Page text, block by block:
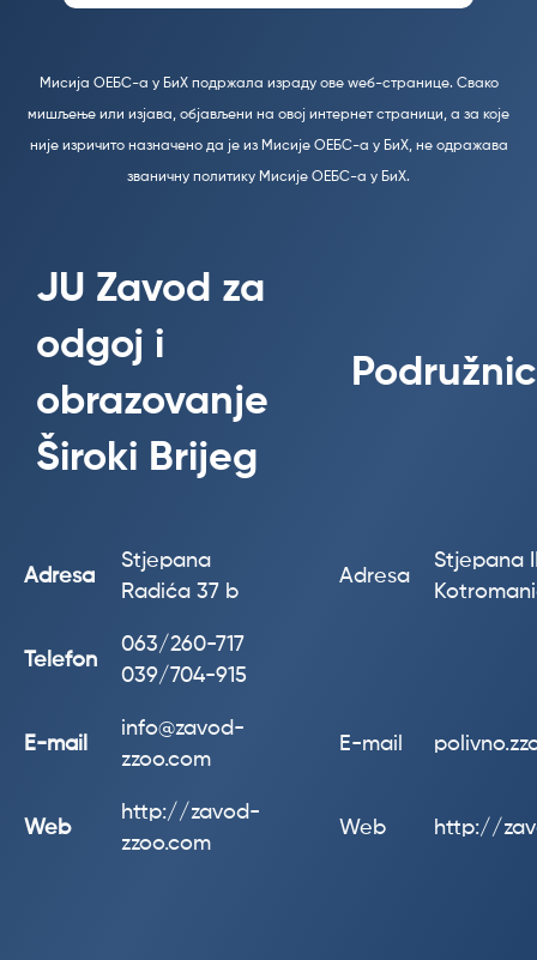
Мисија ОЕБС-а у БиХ подржала израду ове wеб-странице. Свако
мишљење или изјава, објављени на овој интернет страници, а за које
није изричито назначено да је из Мисије ОЕБС-а у БиХ, не одражава
званичну политику Мисије ОЕБС-а у БиХ.
JU Zavod za
odgoj i
obrazovanje
Široki Brijeg
Adresa
Stjepana
Radića 37 b
Adresa
Stjepana
Telefon
063/260-717
039/704-915
E-mail
info@zavod-
zzoo.com
E-mail
Web
http://zavod-
zzoo.com
Web http://